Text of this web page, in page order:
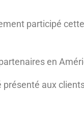
participé
en
aux